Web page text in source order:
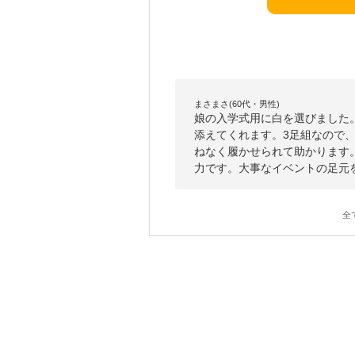
まさまさ(60代・男性)
娘の入学式用に白を選びまし
添えてくれます。3足組なので
ねなく履かせられて助かりま
力です。大事なイベントの足
全